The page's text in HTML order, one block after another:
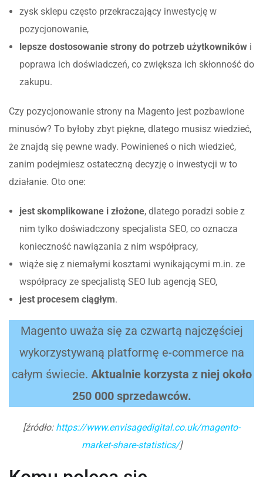
zysk sklepu często przekraczający inwestycję w
pozycjonowanie,
lepsze dostosowanie strony do potrzeb użytkowników i
poprawa ich doświadczeń, co zwiększa ich skłonność do
zakupu.
Czy pozycjonowanie strony na Magento jest pozbawione
minusów? To byłoby zbyt piękne, dlatego musisz wiedzieć,
że znajdą się pewne wady. Powinieneś o nich wiedzieć,
zanim podejmiesz ostateczną decyzję o inwestycji w to
działanie. Oto one:
jest skomplikowane i złożone, dlatego poradzi sobie z
nim tylko doświadczony specjalista SEO, co oznacza
konieczność nawiązania z nim współpracy,
wiąże się z niemałymi kosztami wynikającymi m.in. ze
współpracy ze specjalistą SEO lub agencją SEO,
jest procesem ciągłym.
Magento uważa się za czwartą najczęściej
wykorzystywaną platformę e-commerce na
całym świecie. Aktualnie korzysta z niej około
250 000 sprzedawców.
[źródło: https://www.envisagedigital.co.uk/magento-
market-share-statistics/]